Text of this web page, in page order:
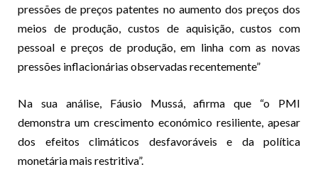
pressões de preços patentes no aumento dos preços dos
meios de produção, custos de aquisição, custos com
pessoal e preços de produção, em linha com as novas
pressões inflacionárias observadas recentemente”
Na sua análise, Fáusio Mussá, afirma que “o PMI
demonstra um crescimento económico resiliente, apesar
dos efeitos climáticos desfavoráveis e da política
monetária mais restritiva”.